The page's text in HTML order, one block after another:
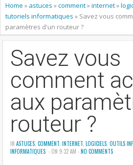
Home » astuces »comment»internet»
tutoriels informatiques » Savez vous
paramètres d'un routeur ?
Savez vous
comment
aux
routeur ?
IN ASTUCES COMMENT INTERNET LOGICIELS OUTILS
INFORMATIQUES - ON 9:32 AM -NO COMMENTS